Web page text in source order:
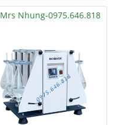
Mrs Nhung-0975.646.818